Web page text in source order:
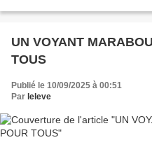
UN VOYANT
TOUS
Publié le 10/09/2025 à 00:51
Par leleve